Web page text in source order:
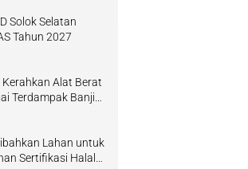
Solok Selatan
Tahun 2027
Alat Berat
Terdampak Banjir
Lahan untuk
Sertifikasi Halal